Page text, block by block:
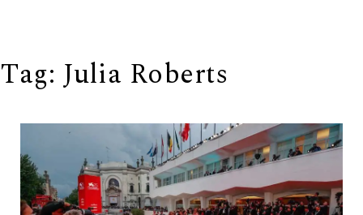
Tag: Julia Roberts